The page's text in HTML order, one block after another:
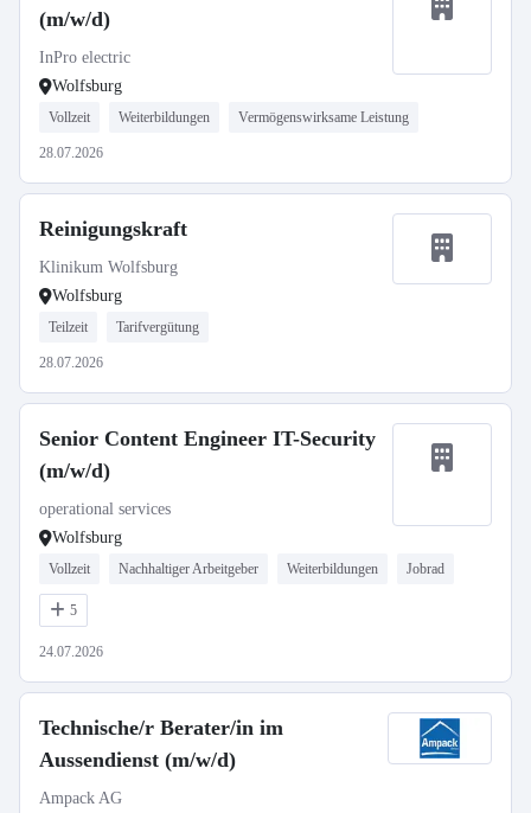
(m/w/d)
InPro electric
Wolfsburg
Vollzeit Weiterbildungen Vermögenswirksame Leistung
28.07.2026
Reinigungskraft
Klinikum Wolfsburg
Wolfsburg
Teilzeit Tarifvergütung
28.07.2026
Senior Content Engineer IT-Security
(m/w/d)
operational services
Wolfsburg
Vollzeit Nachhaltiger Arbeitgeber Weiterbildungen Jobrad
5
24.07.2026
Technische/r Berater/in im
Aussendienst (m/w/d)
Ampack AG